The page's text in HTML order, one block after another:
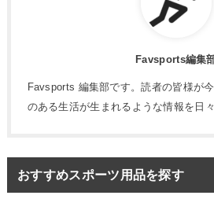
Favsports編集
Favsports 編集部です。読者の皆様が
のある生活が生まれるような情報を日
おすすめスポーツ用品を探す